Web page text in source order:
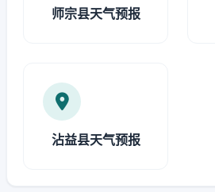
师宗县天气预报
沾益县天气预报